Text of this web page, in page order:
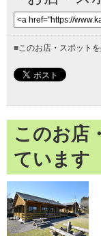
■このお店・スポット
このお店
ています